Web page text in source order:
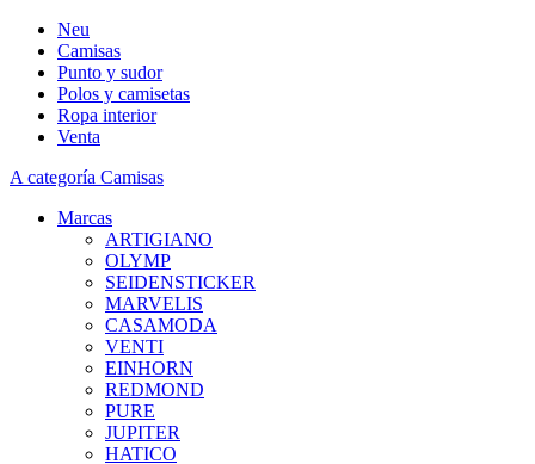
Neu
Camisas
Punto y sudor
Polos y camisetas
Ropa interior
Venta
A categoría Camisas
Marcas
ARTIGIANO
OLYMP
SEIDENSTICKER
MARVELIS
CASAMODA
VENTI
EINHORN
REDMOND
PURE
JUPITER
HATICO